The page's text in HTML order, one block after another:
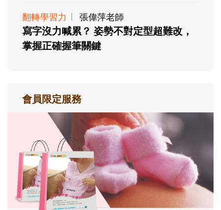
翻轉學習力 張偉萍老師
寫字沒力喊累？ 姿勢不對定型超難改，
掌握正確握筆關鍵
會員限定服務